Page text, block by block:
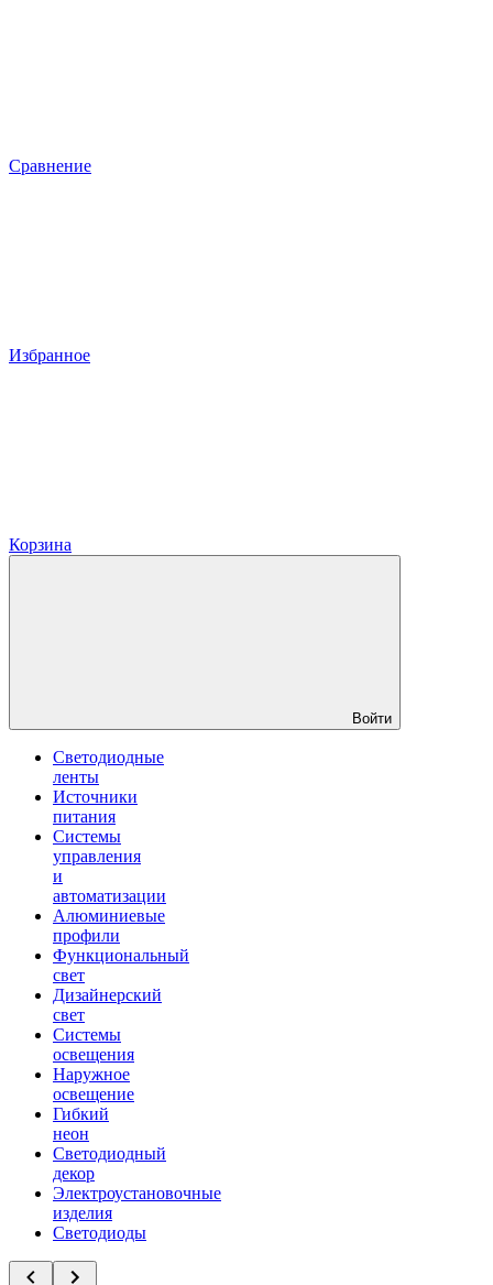
Сравнение
Избранное
Корзина
Войти
Светодиодные
ленты
Источники
питания
Системы
управления
и
автоматизации
Алюминиевые
профили
Функциональный
свет
Дизайнерский
свет
Системы
освещения
Наружное
освещение
Гибкий
неон
Светодиодный
декор
Электроустановочные
изделия
Светодиоды